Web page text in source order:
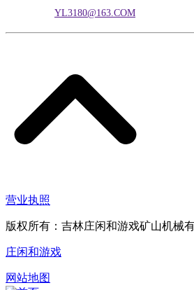
YL3180@163.COM
营业执照
版权所有：吉林庄闲和游戏矿山机械
庄闲和游戏
网站地图